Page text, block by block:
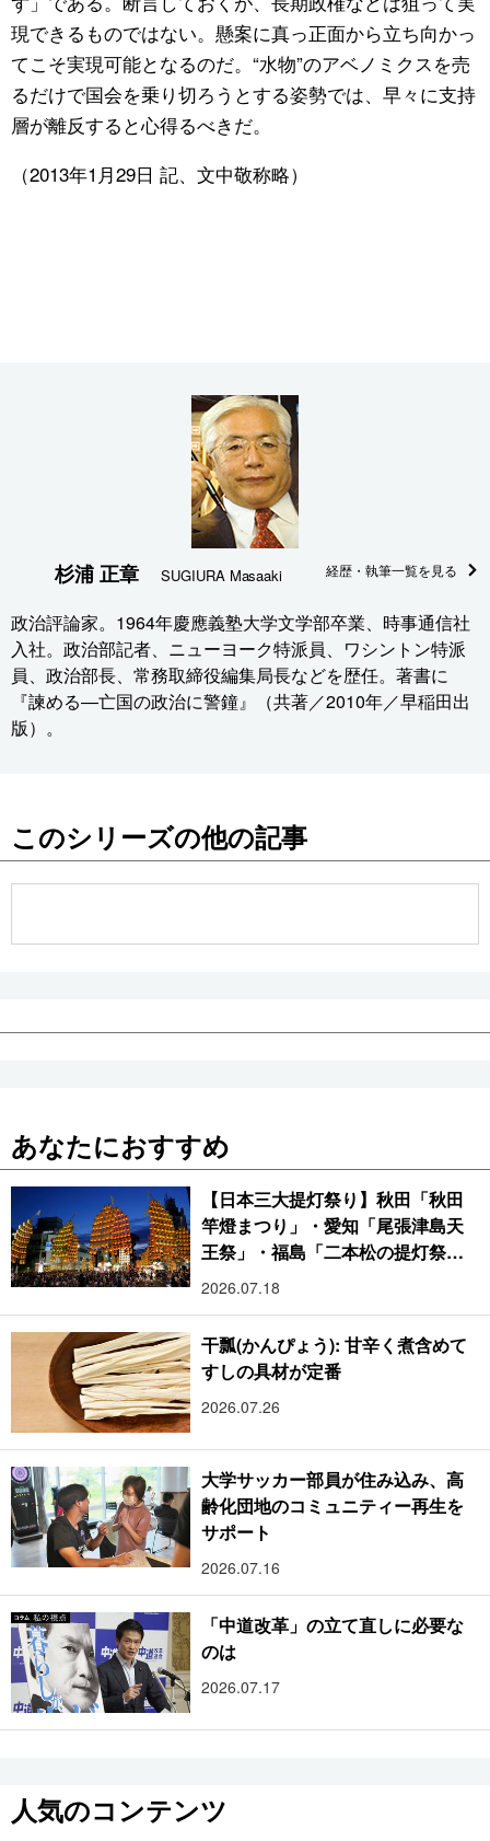
現できるものではない。懸案に真っ正面から立ち向かっ
てこそ実現可能となるのだ。“水物”のアベノミクスを売
るだけで国会を乗り切ろうとする姿勢では、早々に支持
層が離反すると心得るべきだ。
（2013年1月29日 記、文中敬称略）
杉浦 正章 SUGIURA Masaaki 経歴・執筆一覧を見る
政治評論家。1964年慶應義塾大学文学部卒業、時事通信社
入社。政治部記者、ニューヨーク特派員、ワシントン特派
員、政治部長、常務取締役編集局長などを歴任。著書に
『諫める―亡国の政治に警鐘』（共著／2010年／早稲田出
版）。
このシリーズの他の記事
あなたにおすすめ
【日本三大提灯祭り】秋田「秋田
竿燈まつり」・愛知「尾張津島天
王祭」・福島「二本松の提灯祭
り」:おびただしい灯火が夜空を照
2026.07.18
干瓢(かんぴょう): 甘辛く煮含めて
すしの具材が定番
2026.07.26
大学サッカー部員が住み込み、高
齢化団地のコミュニティー再生を
サポート
2026.07.16
「中道改革」の立て直しに必要な
のは
2026.07.17
人気のコンテンツ